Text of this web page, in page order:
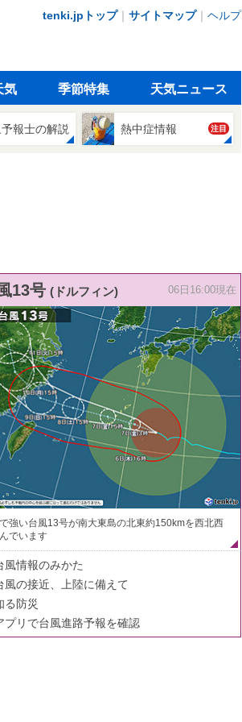
tenki.jpトップ｜ サイトマップ｜ ヘルプ
気 季節特集 天気ニュース
報士の解説 熱中症情報 注目
13号 (ドルフィン) 06日16:00現在
強い台風13号が南大東島の北東約150kmを西北西
でいます
風情報のみかた
風の接近、上陸に備えて
る防災
プリで台風進路予報を確認